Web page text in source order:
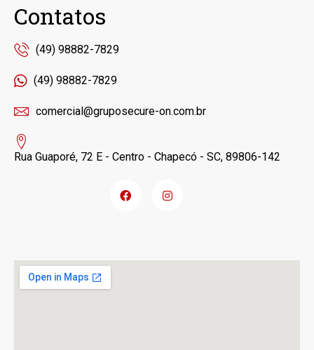
Contatos
(49) 98882-7829
(49) 98882-7829
comercial@gruposecure-on.com.br
Rua Guaporé, 72 E - Centro - Chapecó - SC, 89806-142